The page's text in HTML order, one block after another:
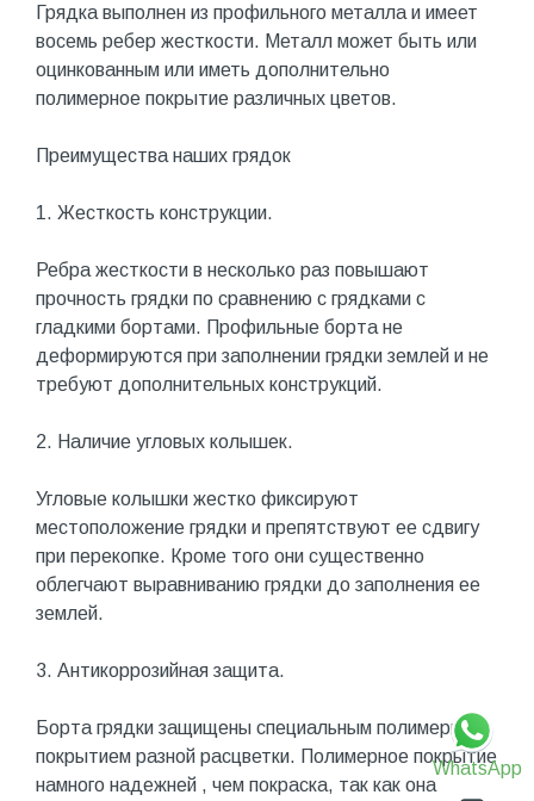
WhatsApp
Грядка выполнен из профильного металла и имеет
восемь ребер жесткости. Металл может быть или
оцинкованным или иметь дополнительно
полимерное покрытие различных цветов.
Преимущества наших грядок
1. Жесткость конструкции.
Ребра жесткости в несколько раз повышают
прочность грядки по сравнению с грядками с
гладкими бортами. Профильные борта не
деформируются при заполнении грядки землей и не
требуют дополнительных конструкций.
2. Наличие угловых колышек.
Угловые колышки жестко фиксируют
местоположение грядки и препятствуют ее сдвигу
при перекопке. Кроме того они существенно
облегчают выравниванию грядки до заполнения ее
землей.
3. Антикоррозийная защита.
Борта грядки защищены специальным полимерным
покрытием разной расцветки. Полимерное покрытие
намного надежней , чем покраска, так как она